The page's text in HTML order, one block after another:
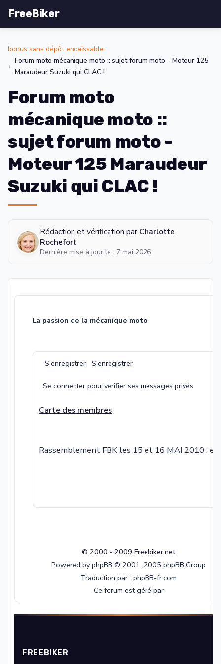
FreeBiker
bonus sans dépôt encaissable
Forum moto mécanique moto :: sujet forum moto - Moteur 125
Maraudeur Suzuki qui CLAC !
Forum moto
mécanique moto ::
sujet forum moto -
Moteur 125 Maraudeur
Suzuki qui CLAC !
Rédaction et vérification par Charlotte
Rochefort
Dernière mise à jour le : 7 mai 2026
La passion de la mécanique moto
S'enregistrer S'enregistrer
Se connecter pour vérifier ses messages privés
Carte des membres
Rassemblement FBK les 15 et 16 MAI 2010 : et
© 2000 - 2009 Freebiker.net
Powered by phpBB © 2001, 2005 phpBB Group
Traduction par : phpBB-fr.com
Ce forum est géré par
FREEBIKER